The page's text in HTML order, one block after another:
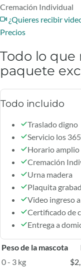
Cremación Individual
¿Quieres recibir
Precios
Todo lo que
paquete
Todo incluido
Traslado digno
Servicio los
Horario amplio
Cremación
Urna madera
Plaquita
Video ingreso
Certificado de
Entrega a
Peso de la mascota
0 - 3 kg